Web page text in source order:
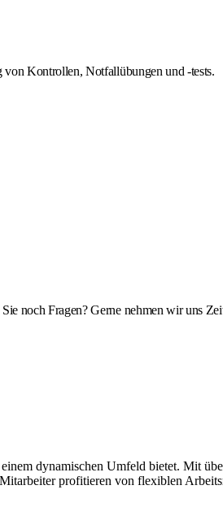
von Kontrollen, Notfallübungen und -tests.
noch Fragen? Gerne nehmen wir uns
dynamischen Umfeld bietet. Mit
profitieren von flexiblen